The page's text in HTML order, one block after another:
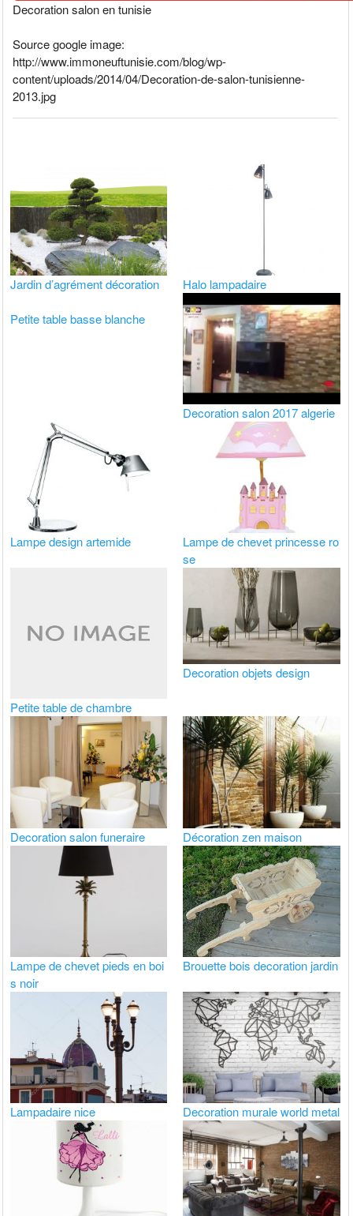
Decoration salon en tunisie
Source google image:
http://www.immoneuftunisie.com/blog/wp-
content/uploads/2014/04/Decoration-de-salon-tunisienne-
2013.jpg
Jardin d’agrément décoration Halo lampadaire
Petite table basse blanche
Decoration salon 2017 algerie
Lampe design artemide
Lampe de chevet princesse ro
se
Petite table de chambre
Decoration objets design
Decoration salon funeraire Décoration zen maison
Lampe de chevet pieds en boi
s noir
Brouette bois decoration jardin
Lampadaire nice Decoration murale world metal